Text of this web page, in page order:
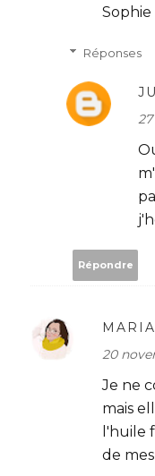
Sophie
Réponses
Répondre
20
Je ne
mais
l'huile
de